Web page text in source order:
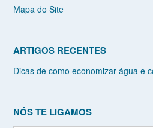
Mapa do Site
ARTIGOS RECENTES
Dicas de como economizar água e
NÓS TE LIGAMOS